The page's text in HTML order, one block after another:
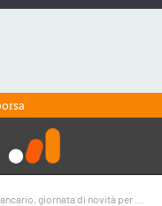
giornata di novità per Unicredit e Bper